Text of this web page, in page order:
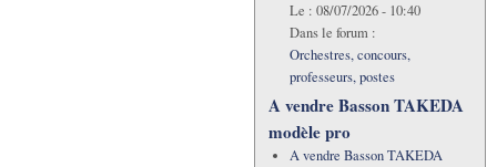
Le : 08/07/2026 - 10:40
Dans le forum :
Orchestres, concours,
professeurs, postes
A vendre Basson TAKEDA
modèle pro
A vendre Basson TAKEDA